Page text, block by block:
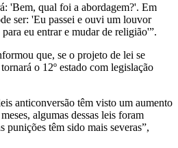
'Bem, qual foi a abordagem?'. Em
ser: 'Eu passei e ouvi um louvor
eu entrar e mudar de religião'”.
que, se o projeto de lei se
o 12º estado com legislação
anticonversão têm visto um aumento
algumas dessas leis foram
punições têm sido mais severas”,